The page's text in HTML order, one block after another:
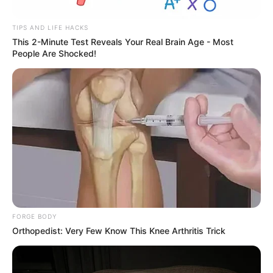
રાજકોટ ભાજપના ઉમેદવાર પુરુષોત્તમ રૂપાલા દ્વારા
કરવામાં આવેલી ટિપ્પણીને લઈને ક્ષત્રિય સમાજ દ્વારા
સતત વિરોધ કરવામાં આવી રહ્યો છે. તેના હેઠળ 14
એપ્રિલ ના રાજકોટના રતનપરમાં ક્ષત્રિયોનું અસ્મિતા
મહાસંમેલનનું આયોજન કરવામાં આવ્યું હતું. જેમાં
ગુજરાતના તમામ જિલ્લાઓ સિવાય રાજસ્થાન અને
મહારાષ્ટ્ર માંથી પણ ક્ષત્રિય સમાજના લોકો મોટી
સંખ્યામાં હાજર રહ્યા હતા. રતનપરમાં મહાસંમેલનનું
આયોજન કરાયું હતું.
TIPS AND LIFE HACKS
This 2-Minute Test Reveals Your Real Brain Age - Most
People Are Shocked!
FORGE BODY
Orthopedist: Very Few Know This Knee Arthritis Trick